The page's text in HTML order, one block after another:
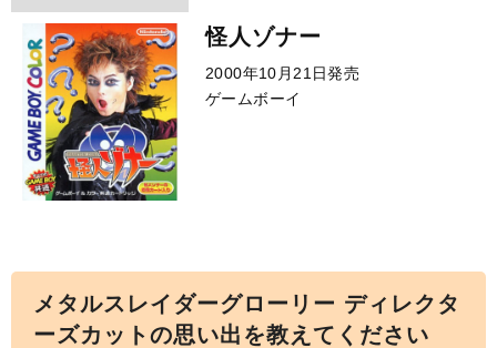
怪人ゾナー
2000年10月21日発売
ゲームボーイ
メタルスレイダーグローリー ディレクタ
ーズカットの思い出を教えてください